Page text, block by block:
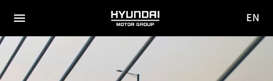
전체
메뉴
HYUNDAI
MOTOR
GROUP
사이
이동
EN